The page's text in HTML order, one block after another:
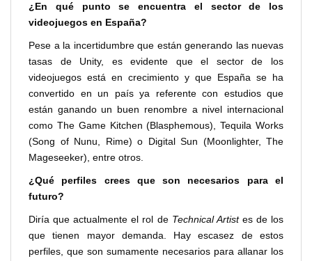
¿En qué punto se encuentra el sector de los
videojuegos en España?
Pese a la incertidumbre que están generando las nuevas
tasas de Unity, es evidente que el sector de los
videojuegos está en crecimiento y que España se ha
convertido en un país ya referente con estudios que
están ganando un buen renombre a nivel internacional
como The Game Kitchen (Blasphemous), Tequila Works
(Song of Nunu, Rime) o Digital Sun (Moonlighter, The
Mageseeker), entre otros.
¿Qué perfiles crees que son necesarios para el
futuro?
Diría que actualmente el rol de Technical Artistes de los
que tienen mayor demanda. Hay escasez de estos
perfiles, que son sumamente necesarios para allanar los